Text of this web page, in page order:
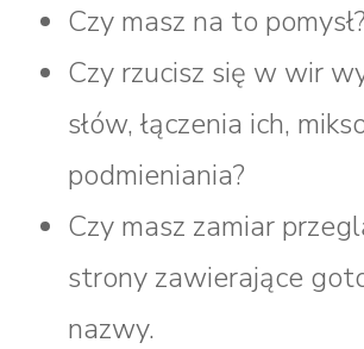
Czy masz na to pomysł?
Czy rzucisz się w wir
słów, łączenia ich,
podmieniania?
Czy masz zamiar
strony zawierające
nazwy.